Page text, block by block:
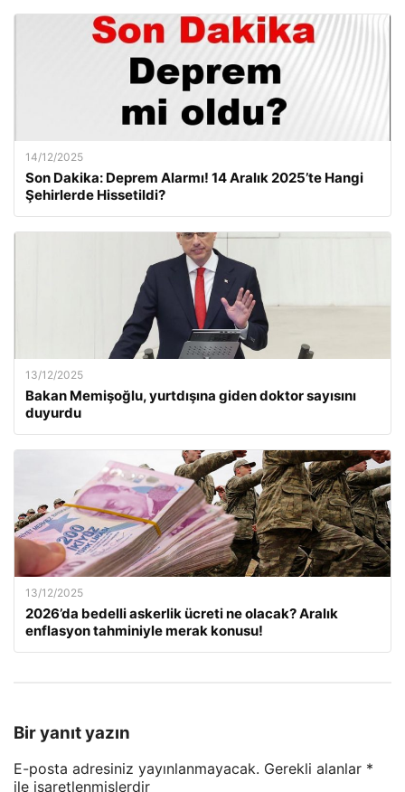
14/12/2025
Son Dakika: Deprem Alarmı! 14 Aralık 2025’te Hangi
Şehirlerde Hissetildi?
13/12/2025
Bakan Memişoğlu, yurtdışına giden doktor sayısını
duyurdu
13/12/2025
2026’da bedelli askerlik ücreti ne olacak? Aralık
enflasyon tahminiyle merak konusu!
Bir yanıt yazın
E-posta adresiniz yayınlanmayacak. Gerekli alanlar *
ile işaretlenmişlerdir